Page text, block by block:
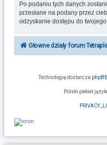
Po podaniu tych danych
przesłane na podany przez
odzyskanie dostępu do
Głowne działy forum
Technologię dostarcza phpBB
Polski pakiet